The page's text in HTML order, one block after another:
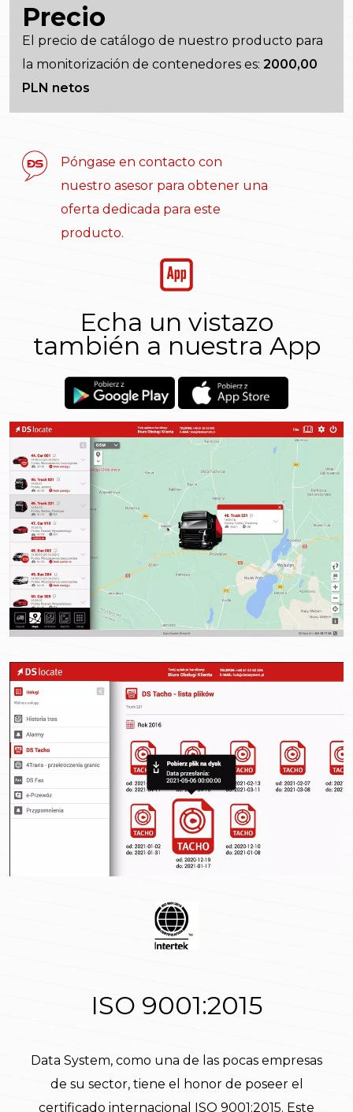
Precio
El precio de catálogo de nuestro producto para
la monitorización de contenedores es: 2000,00
PLN netos
Póngase en contacto con
nuestro asesor para obtener una
oferta dedicada para este
producto.
Echa un vistazo
también a nuestra App
ISO 9001:2015
Data System, como una de las pocas empresas
de su sector, tiene el honor de poseer el
certificado internacional ISO 9001:2015. Este